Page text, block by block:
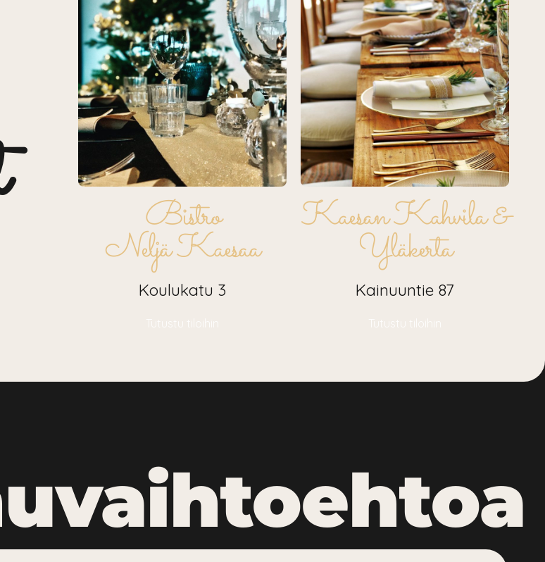
Bistro
Neljä Kaesaa
Koulukatu 3
Kaesan Kahvila &
Yläkerta
Kainuuntie 87